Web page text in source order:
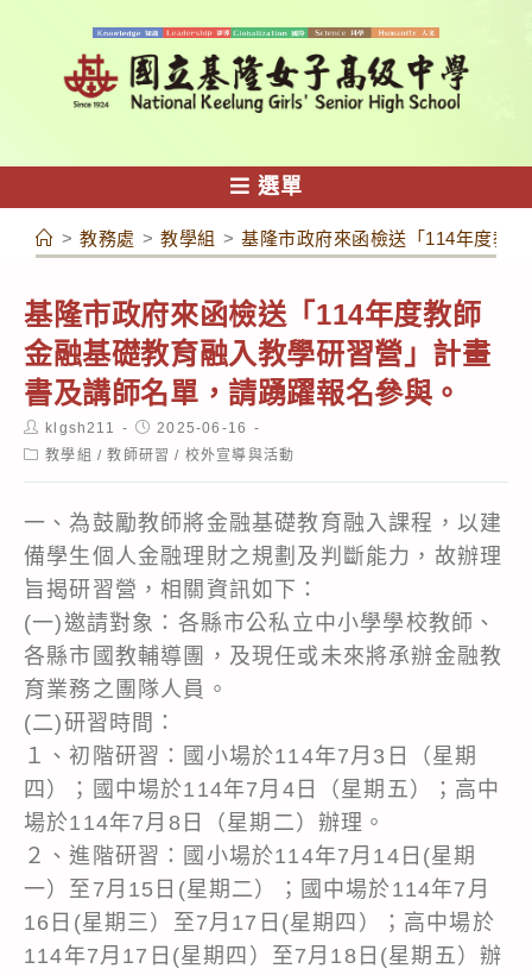
容
選單
> 教務處 > 教學組 > 基隆市政府來函檢送「114年度教
基隆市政府來函檢送「114年度教師
金融基礎教育融入教學研習營」計畫
書及講師名單，請踴躍報名參與。
Post
author:
klgsh211
Post
published:
2025-06-16
Post教學組 / 教師研習 / 校外宣導與活動
一、為鼓勵教師將金融基礎教育融入課程，以建
備學生個人金融理財之規劃及判斷能力，故辦理
旨揭研習營，相關資訊如下：
(一)邀請對象：各縣市公私立中小學學校教師、
各縣市國教輔導團，及現任或未來將承辦金融教
育業務之團隊人員。
(二)研習時間：
１、初階研習：國小場於114年7月3日（星期
四）；國中場於114年7月4日（星期五）；高中
場於114年7月8日（星期二）辦理。
２、進階研習：國小場於114年7月14日(星期
一）至7月15日(星期二）；國中場於114年7月
16日(星期三）至7月17日(星期四）；高中場於
114年7月17日(星期四）至7月18日(星期五）辦